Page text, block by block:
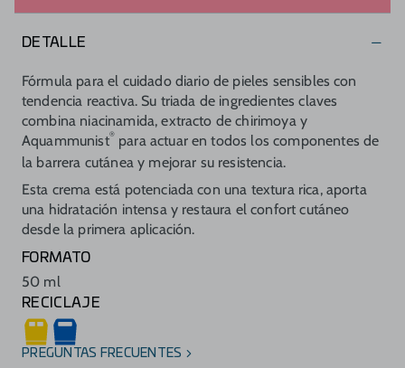
DETALLE
Fórmula para el cuidado diario de pieles sensibles con
tendencia reactiva. Su triada de ingredientes claves
combina niacinamida, extracto de chirimoya y
Aquammunist® para actuar en todos los componentes de
la barrera cutánea y mejorar su resistencia.
Esta crema está potenciada con una textura rica, aporta
una hidratación intensa y restaura el confort cutáneo
desde la primera aplicación.
FORMATO
50 ml
RECICLAJE
PREGUNTAS FRECUENTES